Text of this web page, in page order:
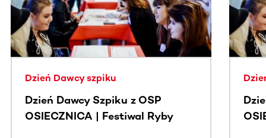
Dzień Dawcy szpiku
Dzień Dawcy Szpiku z OSP
OSIECZNICA | Festiwal Ryby